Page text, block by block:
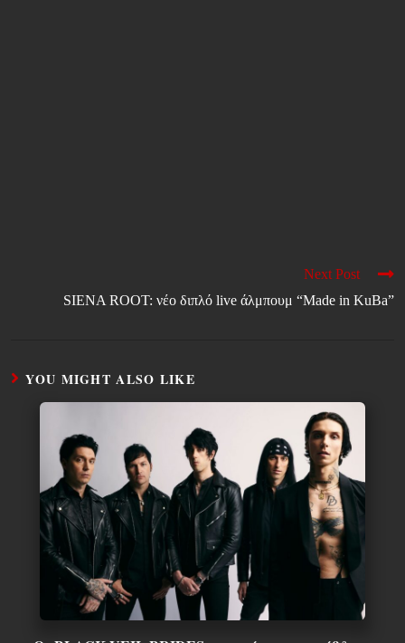
Next Post
SIENA ROOT: νέο διπλό live άλμπουμ “Made in KuBa”
YOU MIGHT ALSO LIKE